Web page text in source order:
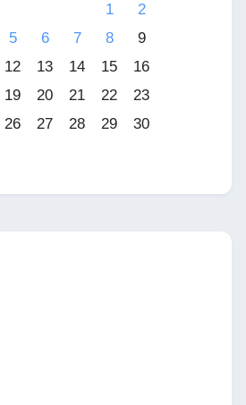
1
2
5 6 7 8
9
12 13 14 15
16
19 20 21 22
23
26 27 28 29
30